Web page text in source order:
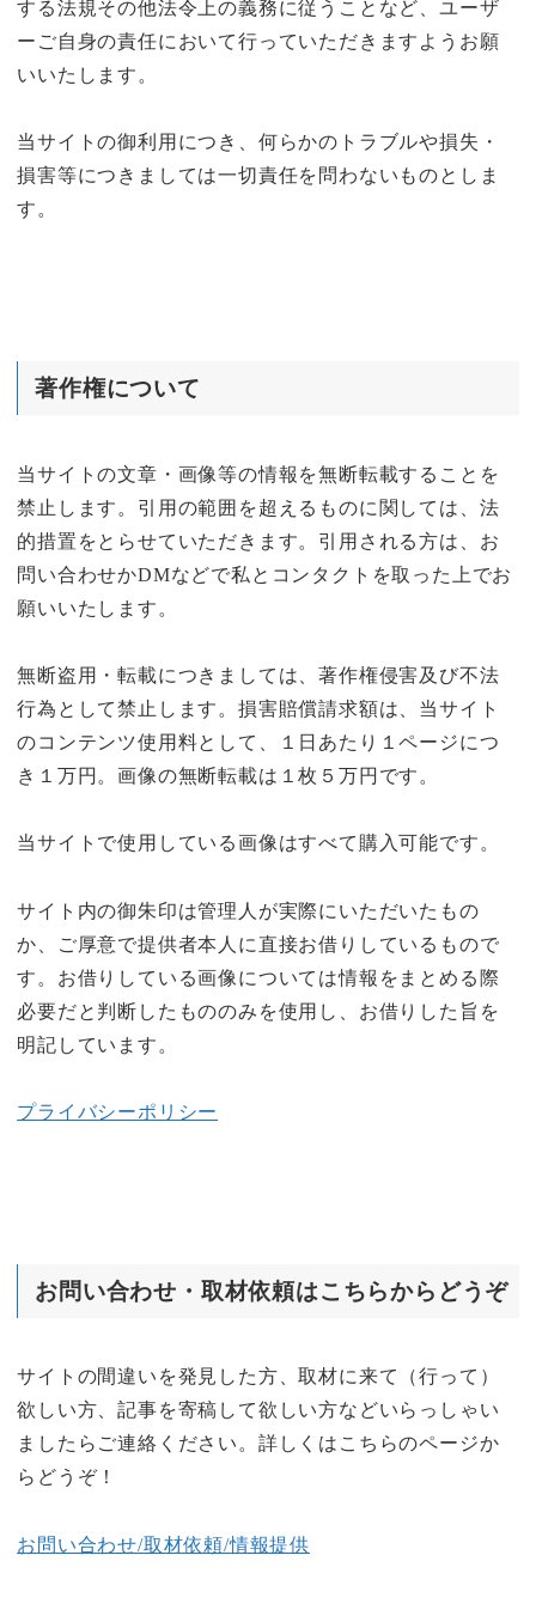
する法規その他法令上の義務に従うことなど、ユーザ
ーご自身の責任において行っていただきますようお願
いいたします。
当サイトの御利用につき、何らかのトラブルや損失・
損害等につきましては一切責任を問わないものとしま
す。
著作権について
当サイトの文章・画像等の情報を無断転載することを
禁止します。引用の範囲を超えるものに関しては、法
的措置をとらせていただきます。引用される方は、お
問い合わせかDMなどで私とコンタクトを取った上でお
願いいたします。
無断盗用・転載につきましては、著作権侵害及び不法
行為として禁止します。損害賠償請求額は、当サイト
のコンテンツ使用料として、１日あたり１ページにつ
き１万円。画像の無断転載は１枚５万円です。
当サイトで使用している画像はすべて購入可能です。
サイト内の御朱印は管理人が実際にいただいたもの
か、ご厚意で提供者本人に直接お借りしているもので
す。お借りしている画像については情報をまとめる際
必要だと判断したもののみを使用し、お借りした旨を
明記しています。
プライバシーポリシー
お問い合わせ・取材依頼はこちらからどうぞ
サイトの間違いを発見した方、取材に来て（行って）
欲しい方、記事を寄稿して欲しい方などいらっしゃい
ましたらご連絡ください。詳しくはこちらのページか
らどうぞ！
お問い合わせ/取材依頼/情報提供